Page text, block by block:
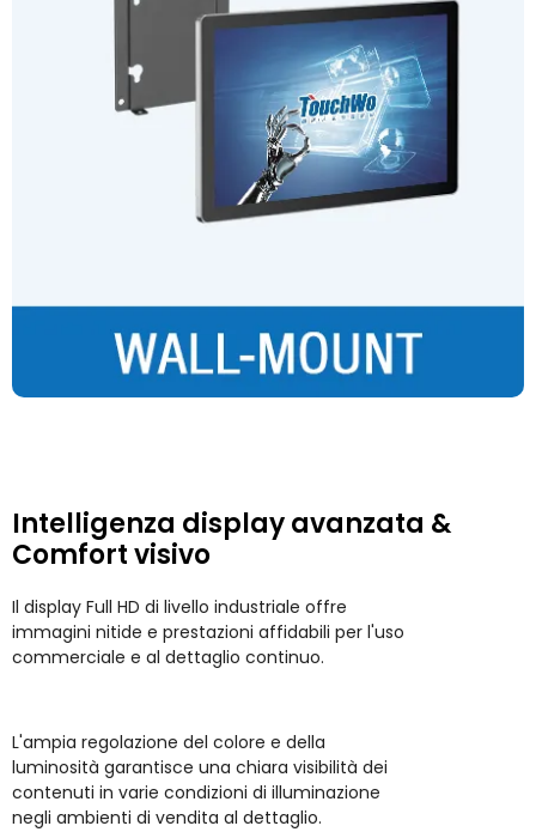
Intelligenza display avanzata &
Comfort visivo
Il display Full HD di livello industriale offre
immagini nitide e prestazioni affidabili per l'uso
commerciale e al dettaglio continuo.
L'ampia regolazione del colore e della
luminosità garantisce una chiara visibilità dei
contenuti in varie condizioni di illuminazione
negli ambienti di vendita al dettaglio.